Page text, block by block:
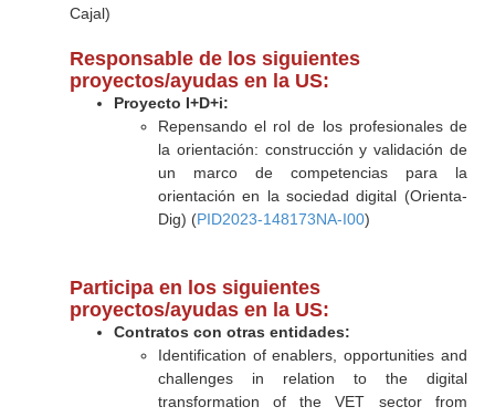
Cajal)
Responsable de los siguientes
proyectos/ayudas en la US:
Proyecto I+D+i:
Repensando el rol de los profesionales de
la orientación: construcción y validación de
un marco de competencias para la
orientación en la sociedad digital (Orienta-
Dig) (PID2023-148173NA-I00)
Participa en los siguientes
proyectos/ayudas en la US:
Contratos con otras entidades:
Identification of enablers, opportunities and
challenges in relation to the digital
transformation of the VET sector from